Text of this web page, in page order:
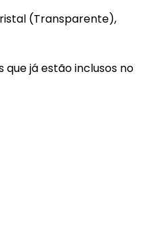
(Transparente),
já estão inclusos no